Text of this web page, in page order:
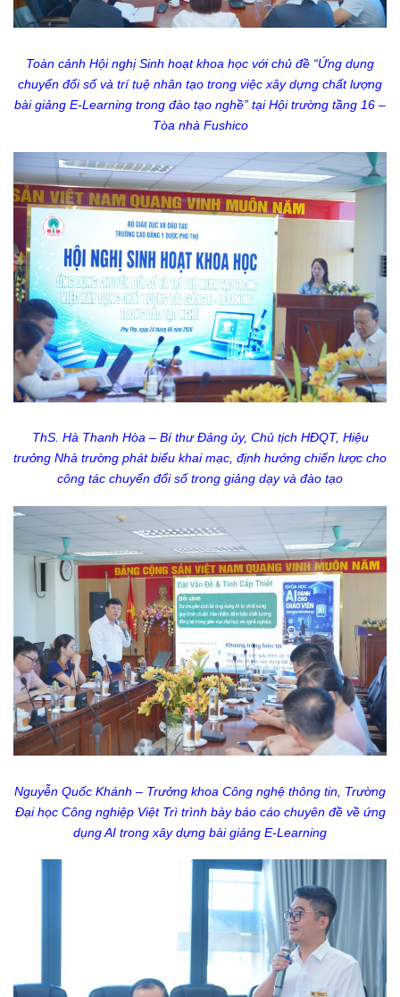
Toàn cảnh Hội nghị Sinh hoạt khoa học với chủ đề “Ứng dụng
chuyển đổi số và trí tuệ nhân tạo trong việc xây dựng chất lượng
bài giảng E-Learning trong đào tạo nghề” tại Hội trường tầng 16 –
Tòa nhà Fushico
ThS. Hà Thanh Hòa – Bí thư Đảng ủy, Chủ tịch HĐQT, Hiệu
trưởng Nhà trường phát biểu khai mạc, định hướng chiến lược cho
công tác chuyển đổi số trong giảng dạy và đào tạo
Nguyễn Quốc Khánh – Trưởng khoa Công nghệ thông tin, Trường
Đại học Công nghiệp Việt Trì trình bày báo cáo chuyên đề về ứng
dụng AI trong xây dựng bài giảng E-Learning